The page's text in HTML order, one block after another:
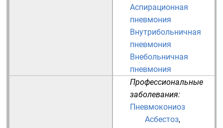
Аспирационная
пневмония
Внутрибольничная
пневмония
Внебольничная
пневмония
Профессиональные
заболевания:
Пневмокониоз
Асбестоз,